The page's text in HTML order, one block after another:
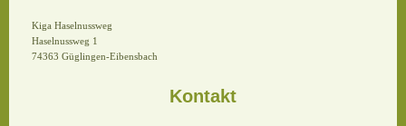
Kiga Haselnussweg
Haselnussweg 1
74363 Güglingen-Eibensbach
Kontakt